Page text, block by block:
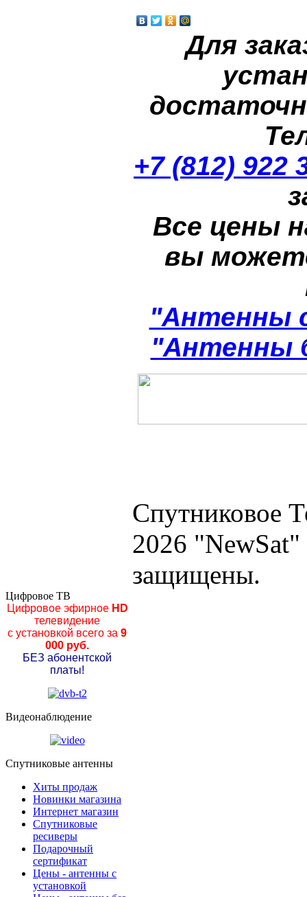
Для
+7 (812) 922
Все цены
вы
"Антенны
"Антенны
Спутниковое
2026
защищены.
Цифровое ТВ
Цифровое эфирноеHD
телевидение
с установкой всего за 9
000 руб.
БЕЗ абонентской
платы!
Видеонаблюдение
Спутниковые антенны
Хиты продаж
Новинки магазина
Интернет магазин
Спутниковые
ресиверы
Подарочный
сертификат
Цены - антенны с
установкой